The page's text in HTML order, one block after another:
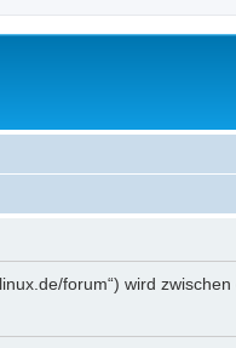
forum“) wird